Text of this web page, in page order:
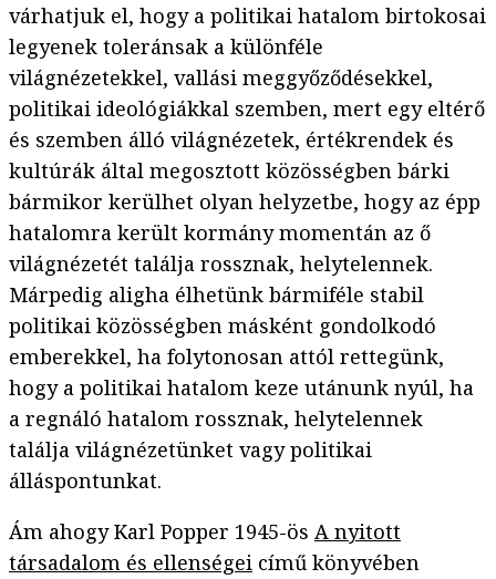
várhatjuk el, hogy a politikai hatalom birtokosai
legyenek toleránsak a különféle
világnézetekkel, vallási meggyőződésekkel,
politikai ideológiákkal szemben, mert egy eltérő
és szemben álló világnézetek, értékrendek és
kultúrák által megosztott közösségben bárki
bármikor kerülhet olyan helyzetbe, hogy az épp
hatalomra került kormány momentán az ő
világnézetét találja rossznak, helytelennek.
Márpedig aligha élhetünk bármiféle stabil
politikai közösségben másként gondolkodó
emberekkel, ha folytonosan attól rettegünk,
hogy a politikai hatalom keze utánunk nyúl, ha
a regnáló hatalom rossznak, helytelennek
találja világnézetünket vagy politikai
álláspontunkat.
Ám ahogy Karl Popper 1945-ös A nyitott
társadalom és ellenségei című könyvében